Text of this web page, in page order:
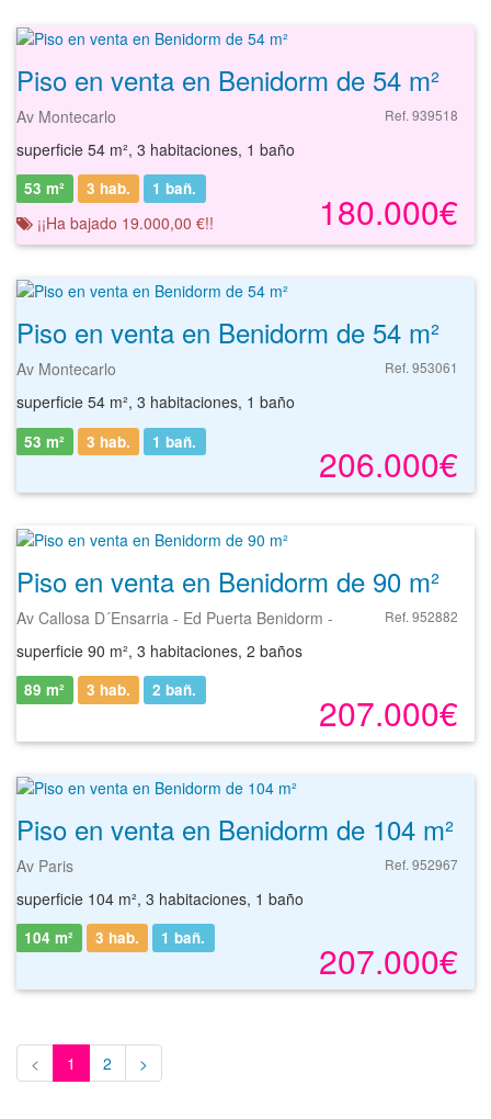
Piso en venta en Benidorm de 54 m²
Av Montecarlo Ref. 939518
superficie 54 m², 3 habitaciones, 1 baño
180.000€
53 m² 3 hab. 1 bañ.
¡¡Ha bajado 19.000,00 €!!
Piso en venta en Benidorm de 54 m²
Av Montecarlo Ref. 953061
superficie 54 m², 3 habitaciones, 1 baño
206.000€
53 m² 3 hab. 1 bañ.
Piso en venta en Benidorm de 90 m²
Av Callosa D´Ensarria - Ed Puerta Benidorm - Ref. 952882
superficie 90 m², 3 habitaciones, 2 baños
207.000€
89 m² 3 hab. 2 bañ.
Piso en venta en Benidorm de 104 m²
Av Paris Ref. 952967
superficie 104 m², 3 habitaciones, 1 baño
207.000€
104 m² 3 hab. 1 bañ.
< 1 2 >